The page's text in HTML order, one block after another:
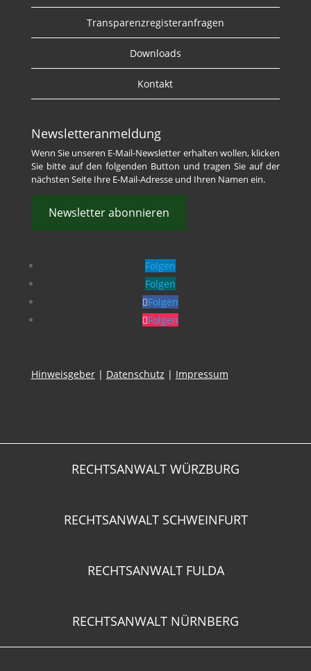
Transparenzregisteranfragen
Downloads
Kontakt
Newsletteranmeldung
Wenn Sie unseren E-Mail-Newsletter erhalten wollen, klicken
Sie bitte auf den folgenden Button und tragen Sie auf der
nächsten Seite Ihre E-Mail-Adresse und Ihren Namen ein.
Newsletter abonnieren
Folgen
Folgen
Folgen
Folgen
Hinweisgeber| Datenschutz | Impressum
RECHTSANWALT WÜRZBURG
RECHTSANWALT SCHWEINFURT
RECHTSANWALT FULDA
RECHTSANWALT NÜRNBERG